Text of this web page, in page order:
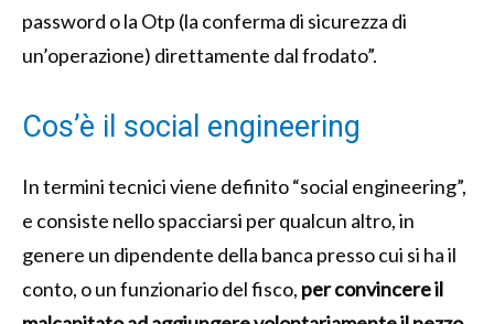
password o la Otp (la conferma di sicurezza di
un’operazione) direttamente dal frodato”.
Cos’è il social engineering
In termini tecnici viene definito “social engineering”,
e consiste nello spacciarsi per qualcun altro, in
genere un dipendente della banca presso cui si ha il
conto, o un funzionario del fisco, per convincere il